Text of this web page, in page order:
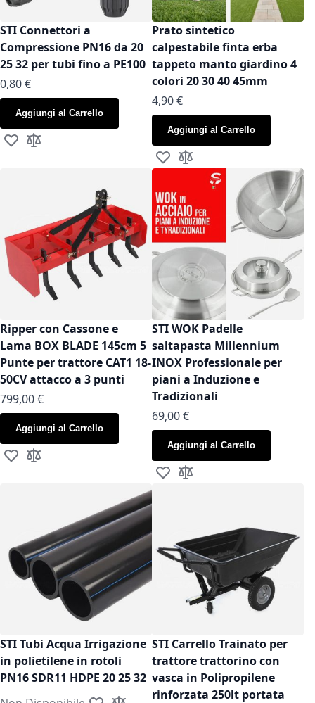
STI Connettori a
Compressione PN16 da 20
25 32 per tubi fino a PE100
As low as
0,80 €
Aggiungi al Carrello
Aggiungi alla lista desideri
Aggiungi al confronto
Prato sintetico
calpestabile finta erba
tappeto manto giardino 4
colori 20 30 40 45mm
As low as
4,90 €
Aggiungi al Carrello
Aggiungi alla lista desideri
Aggiungi al confronto
Ripper con Cassone e
Lama BOX BLADE 145cm 5
Punte per trattore CAT1 18-
50CV attacco a 3 punti
799,00 €
Aggiungi al Carrello
Aggiungi alla lista desideri
Aggiungi al confronto
STI WOK Padelle
saltapasta Millennium
INOX Professionale per
piani a Induzione e
Tradizionali
As low as
69,00 €
Aggiungi al Carrello
Aggiungi alla lista desideri
Aggiungi al confronto
STI Tubi Acqua Irrigazione
in polietilene in rotoli
PN16 SDR11 HDPE 20 25 32
STI Carrello Trainato per
trattore trattorino con
vasca in Polipropilene
rinforzata 250lt portata